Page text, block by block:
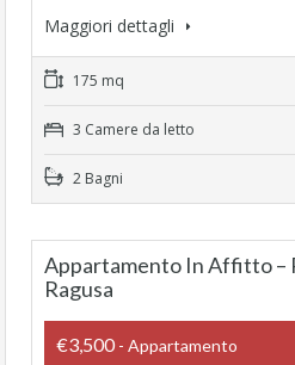
Maggiori dettagli
175 mq
3 Camere da letto
2 Bagni
Appartamento In Affitto –
Ragusa
€3,500 - Appartamento